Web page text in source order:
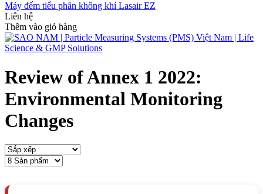
Máy đếm tiểu phân không khí Lasair EZ
Liên hệ
Thêm vào giỏ hàng
Review of Annex 1 2022:
Environmental Monitoring
Changes